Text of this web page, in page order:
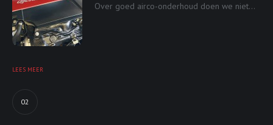
Over goed airco-onderhoud doen we niet...
LEES MEER
02